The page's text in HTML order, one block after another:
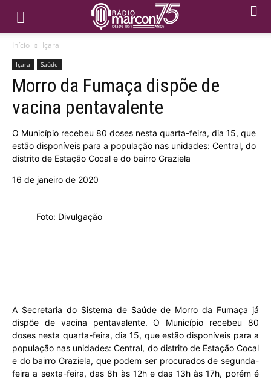
Início Içara
Içara Saúde
Morro da Fumaça dispõe de
vacina pentavalente
O Município recebeu 80 doses nesta quarta-feira, dia 15, que
estão disponíveis para a população nas unidades: Central, do
distrito de Estação Cocal e do bairro Graziela
16 de janeiro de 2020
Foto: Divulgação
A Secretaria do Sistema de Saúde de Morro da Fumaça já
dispõe de vacina pentavalente. O Município recebeu 80
doses nesta quarta-feira, dia 15, que estão disponíveis para a
população nas unidades: Central, do distrito de Estação Cocal
e do bairro Graziela, que podem ser procurados de segunda-
feira a sexta-feira, das 8h às 12h e das 13h às 17h, porém é